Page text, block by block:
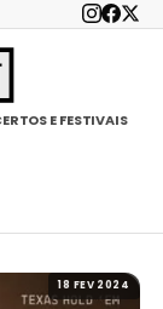
E FESTIVAIS
18 FEV 2024